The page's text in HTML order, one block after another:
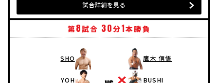
試合詳細を見る
第8試合 30分1本勝負
SHO
YOH
鷹木 信悟
BUSHI